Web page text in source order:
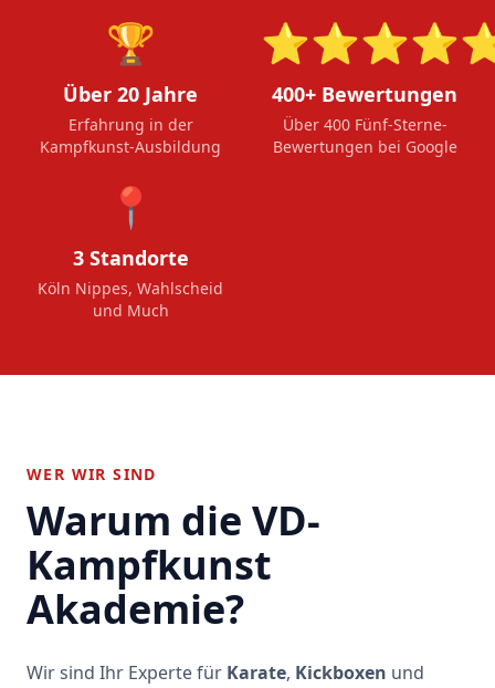
🏆
Über 20 Jahre
Erfahrung in der
Kampfkunst-Ausbildung
400+ Bewertungen
Über 400 Fünf-Sterne-
Bewertungen bei Google
📍
3 Standorte
Köln Nippes, Wahlscheid
und Much
WER WIR SIND
Warum die VD-
Kampfkunst
Akademie?
Wir sind Ihr Experte für Karate, Kickboxen und